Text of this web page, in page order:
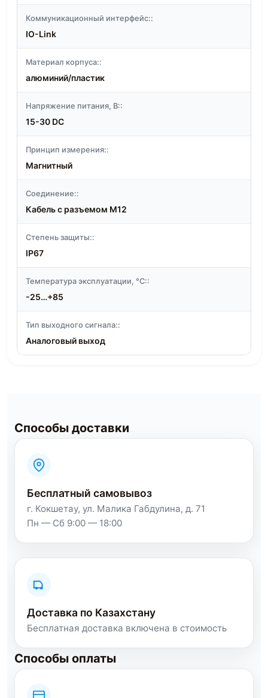
Коммуникационный интерфейс::
IO-Link
Материал корпуса::
алюминий/пластик
Напряжение питания, В::
15-30 DC
Принцип измерения::
Магнитный
Соединение::
Кабель с разъемом M12
Степень защиты::
IP67
Температура эксплуатации, °C::
-25…+85
Тип выходного сигнала::
Аналоговый выход
Способы доставки
Бесплатный самовывоз
г. Кокшетау, ул. Малика Габдулина, д. 71
Пн — Сб 9:00 — 18:00
Доставка по Казахстану
Бесплатная доставка включена в стоимость
Способы оплаты